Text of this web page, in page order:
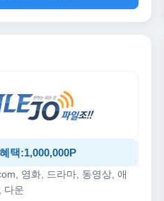
혜택:1,000,000P
영화, 드라마, 동영상, 애
다운